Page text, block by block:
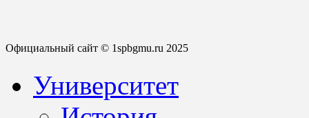
Официальный сайт © 1spbgmu.ru 2025
Университет